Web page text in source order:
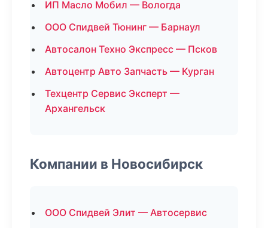
ИП Масло Мобил — Вологда
ООО Спидвей Тюнинг — Барнаул
Автосалон Техно Экспресс — Псков
Автоцентр Авто Запчасть — Курган
Техцентр Сервис Эксперт —
Архангельск
Компании в Новосибирск
ООО Спидвей Элит — Автосервис